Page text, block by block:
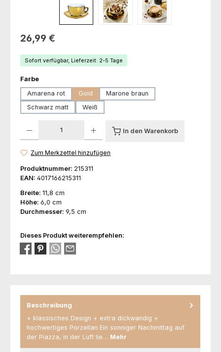
Regulärer Preis:
26,99 €
Sofort verfügbar, Lieferzeit: 2-5 Tage
Farbeauswählen
Amarena rot
Gold
Marone braun
Schwarz matt
Weiß
In den Warenkorb
Zum Merkzettel hinzufügen
Produktnummer: 215311
EAN: 4017166215311
Breite: 11,8 cm
Höhe: 6,0 cm
Durchmesser: 9,5 cm
Dieses Produkt weiterempfehlen:
Beschreibung
+ klassisches Design + extra dickwandig +
hochwertiges Porzellan Ein sonniger Nachmittag auf
der Piazza, in der Luft lie… Mehr